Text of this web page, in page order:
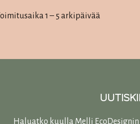
valinnat
1 – 5 arkipäivää
Haluatko kuulla Melli